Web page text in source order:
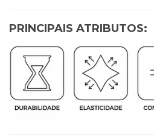
PRINCIPAIS ATRIBUTOS: